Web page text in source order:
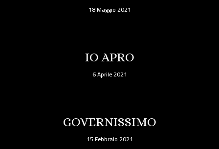
18 Maggio 2021
IO APRO
6 Aprile 2021
GOVERNISSIMO
15 Febbraio 2021